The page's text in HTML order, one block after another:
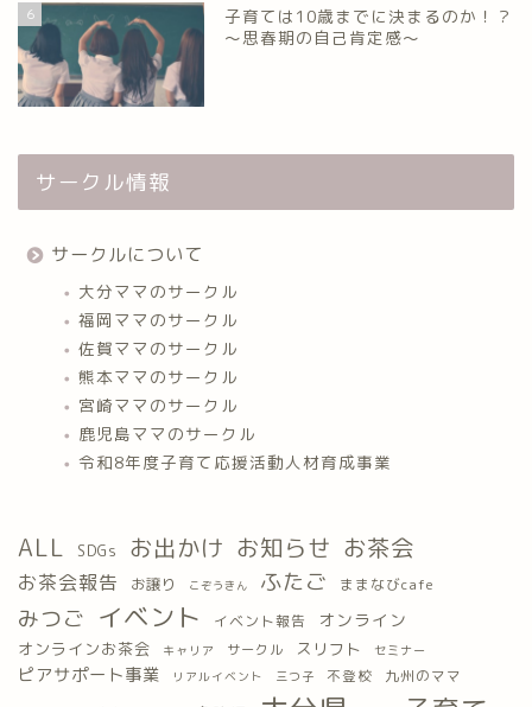
6
子育ては10歳までに決まるのか！？
～思春期の自己肯定感～
サークル情報
サークルについて
大分ママのサークル
福岡ママのサークル
佐賀ママのサークル
熊本ママのサークル
宮崎ママのサークル
鹿児島ママのサークル
令和8年度子育て応援活動人材育成事業
ALL SDGs お出かけ お知らせ お茶会
お茶会報告 お譲り こぞうきん ふたご ままなびcafe
みつご イベント イベント報告 オンライン
オンラインお茶会 キャリア サークル スリフト セミナー
ピアサポート事業 リアルイベント 三つ子 不登校 九州のママ